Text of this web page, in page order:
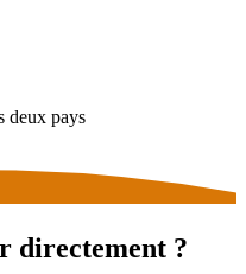
deux pays
directement ?